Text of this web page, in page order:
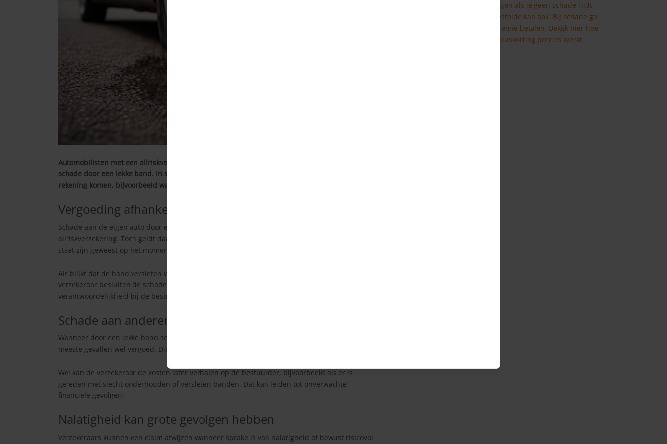
Automobilisten met een allriskverzekering zijn niet altijd verzekerd van een vergoeding bij
schade door een lekke band. In sommige gevallen kunnen de kosten zelfs volledig voor eigen
rekening komen, bijvoorbeeld wanneer er sprake is van slecht onderhoud of nalatigheid.
Vergoeding afhankelijk van staat van de band
Schade aan de eigen auto door een lekke band wordt doorgaans alleen vergoed met een
allriskverzekering. Toch geldt daarbij een belangrijke voorwaarde: de band moet in goede
staat zijn geweest op het moment van het incident.
Als blijkt dat de band versleten was of eerder ondeugdelijk is gerepareerd, kan een
verzekeraar besluiten de schade niet te vergoeden. In zulke situaties wordt de
verantwoordelijkheid bij de bestuurder gelegd.
Schade aan anderen meestal wel gedekt
Wanneer door een lekke band schade ontstaat aan andere voertuigen, wordt deze in de
meeste gevallen wel vergoed. Dit geldt ongeacht het type autoverzekering.
Wel kan de verzekeraar de kosten later verhalen op de bestuurder, bijvoorbeeld als er is
gereden met slecht onderhouden of versleten banden. Dat kan leiden tot onverwachte
financiële gevolgen.
Nalatigheid kan grote gevolgen hebben
Verzekeraars kunnen een claim afwijzen wanneer sprake is van nalatigheid of bewust risicovol
een korting krijgen als je geen schade rijdt,
het tegenovergestelde kan ook. Bij schade ga
je een hogere premie betalen. Bekijk hier hoe
de bonus-maluskorting precies werkt.